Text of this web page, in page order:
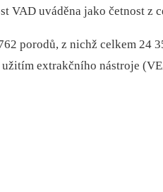
VAD uváděna jako četnost z
porodů, z nichž celkem 24
užitím extrakčního nástroje